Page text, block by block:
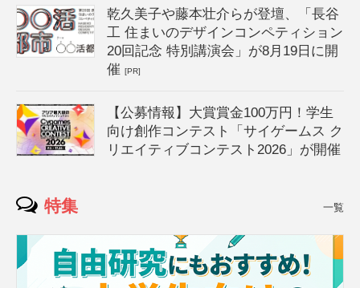
乾久美子や藤本壮介らが登壇、「長谷
工 住まいのデザインコンペティション
20回記念 特別講演会」が8月19日に開
催[PR]
【公募情報】大賞賞金100万円！学生
向け創作コンテスト「サイゲームス ク
リエイティブコンテスト2026」が開催
特集 一覧